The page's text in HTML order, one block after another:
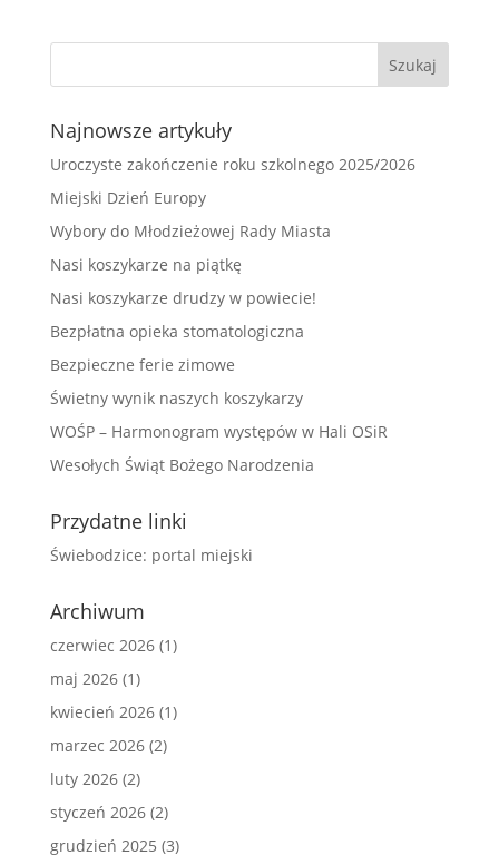
Najnowsze artykuły
Uroczyste zakończenie roku szkolnego 2025/2026
Miejski Dzień Europy
Wybory do Młodzieżowej Rady Miasta
Nasi koszykarze na piątkę
Nasi koszykarze drudzy w powiecie!
Bezpłatna opieka stomatologiczna
Bezpieczne ferie zimowe
Świetny wynik naszych koszykarzy
WOŚP – Harmonogram występów w Hali OSiR
Wesołych Świąt Bożego Narodzenia
Przydatne linki
Świebodzice: portal miejski
Archiwum
czerwiec 2026(1)
maj 2026(1)
kwiecień 2026(1)
marzec 2026(2)
luty 2026(2)
styczeń 2026(2)
grudzień 2025 (3)